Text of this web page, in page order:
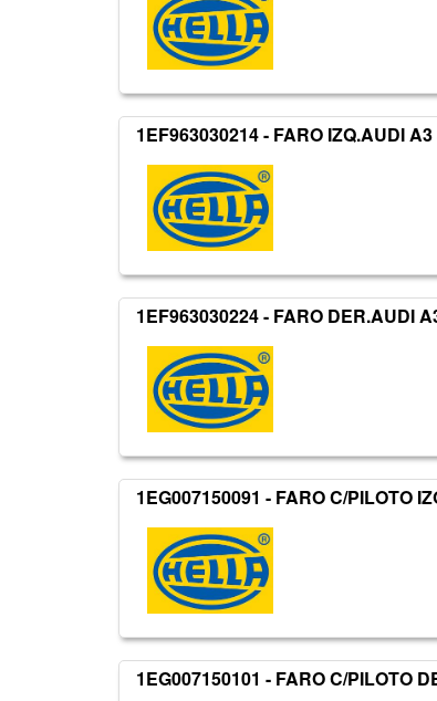
1EF963030214 - FARO IZQ.AUDI
1EF963030224 - FARO DER.AUDI
1EG007150091 - FARO C/PILOTO
1EG007150101 - FARO C/PILOTO